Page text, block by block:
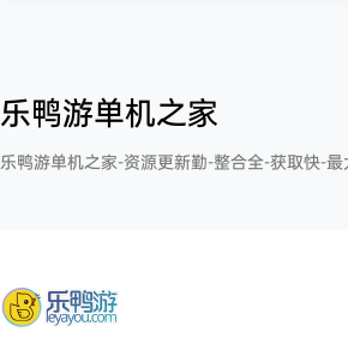
乐鸭游单机之家
乐鸭游单机之家-资源更新勤-整合全-获取快-